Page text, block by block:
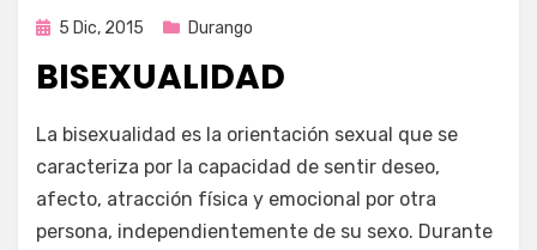
Publicada
5 Dic, 2015 Durango
BISEXUALIDAD
por Enrique
La bisexualidad es la orientación sexual que se
caracteriza por la capacidad de sentir deseo,
afecto, atracción física y emocional por otra
persona, independientemente de su sexo. Durante